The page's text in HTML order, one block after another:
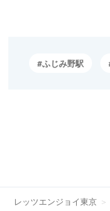
ふじみ野駅
レッツエンジョイ東京